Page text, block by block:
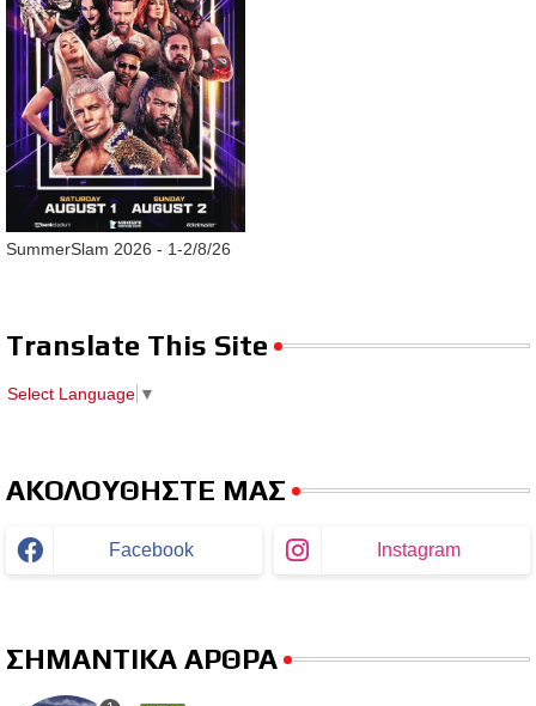
SummerSlam 2026 - 1-2/8/26
Translate This Site
Select Language ▼
ΑΚΟΛΟΥΘΗΣΤΕ ΜΑΣ
Facebook Instagram
ΣΗΜΑΝΤΙΚΑ ΑΡΘΡΑ